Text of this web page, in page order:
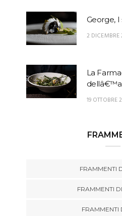
George,
2 DICEMBRE
La
19 OTTOBRE
FRAMMENTI
FRAMMENTI
FRAMMENTI